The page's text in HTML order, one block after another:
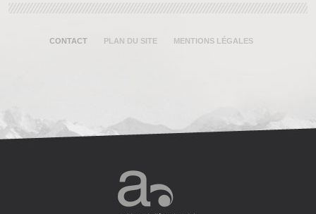
CONTACT PLAN DU SITE MENTIONS LÉGALES